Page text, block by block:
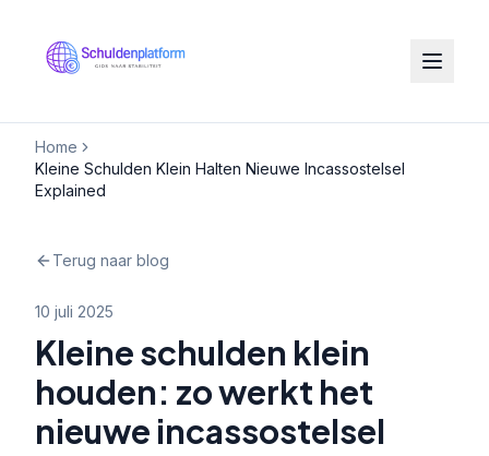
Home
Kleine Schulden Klein Halten Nieuwe Incassostelsel
Explained
Terug naar blog
10 juli 2025
Kleine schulden klein
houden: zo werkt het
nieuwe incassostelsel